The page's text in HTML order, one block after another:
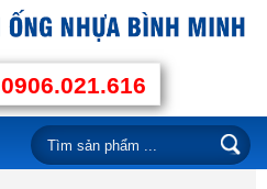
0906.021.616